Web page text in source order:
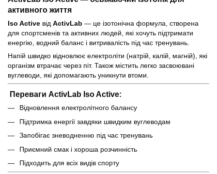
активного життя
Iso Active від ActivLab — це ізотонічна формула, створена
для спортсменів та активних людей, які хочуть підтримати
енергію, водний баланс і витривалість під час тренувань.
Напій швидко відновлює електроліти (натрій, калій, магній), які
організм втрачає через піт. Також містить легко засвоювані
вуглеводи, які допомагають уникнути втоми.
Переваги ActivLab Iso Active:
Відновлення електролітного балансу
Підтримка енергії завдяки швидким вуглеводам
Запобігає зневодненню під час тренувань
Приємний смак і хороша розчинність
Підходить для всіх видів спорту